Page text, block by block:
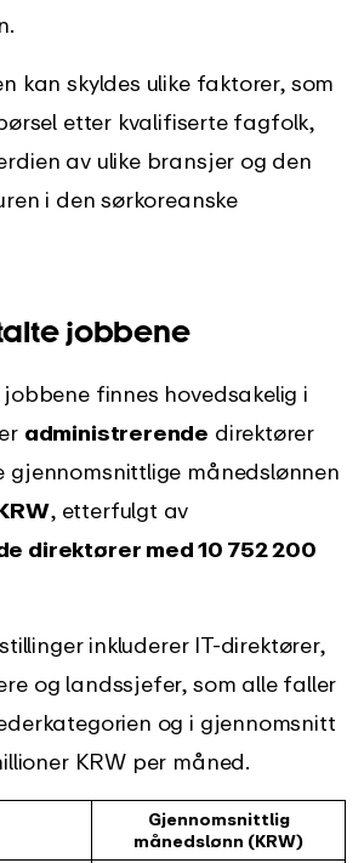
kan skyldes ulike faktorer, som
etter kvalifiserte fagfolk,
av ulike bransjer og den
i den sørkoreanske
jobbene
finnes hovedsakelig i
administrerende direktører
gjennomsnittlige månedslønnen
, etterfulgt av
direktører med 10 752 200
inkluderer IT-direktører,
og landssjefer, som alle faller
og i gjennomsnitt
KRW per måned.
Gjennomsnittlig
månedslønn (KRW)